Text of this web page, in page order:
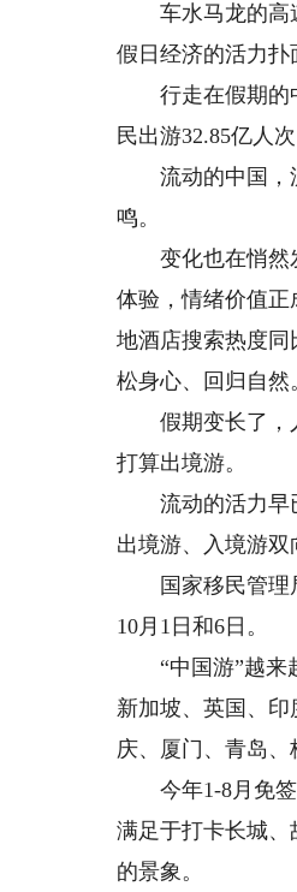
车水马龙的高速
假日经济的活力扑
行走在假期的中
民出游32.85亿人
流动的中国，流
鸣。
变化也在悄然发
体验，情绪价值
地酒店搜索热度同
松身心、回归自然
假期变长了，人
打算出境游。
流动的活力早已
出境游、入境游双
国家移民管理局
10月1日和6日。
“中国游”越来越
新加坡、英国、
庆、厦门、青岛、
今年1-8月免签
满足于打卡长城、
的景象。